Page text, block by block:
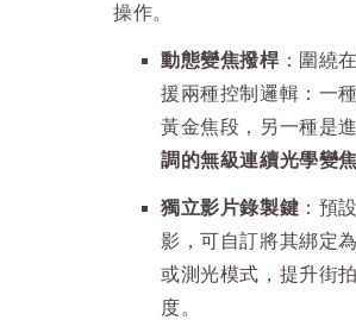
操作。
動態變焦撥桿：圍繞
援兩種控制邏輯：一
黃金焦段，另一種是
調的無級連續光學變焦
獨立影片錄製鍵 ：預
影，可自訂將其綁定
或測光模式，提升街
度。